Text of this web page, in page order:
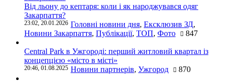
Від льону до кептаря: коли і як народжувався одяг
Закарпаття?
23:02, 20.01.2026 Головні новини дня, Ексклюзив ЗД,
Новини Закарпаття, Публікації, ТОП, Фото 847
Central Park в Ужгороді: перший житловий квартал із
концепцією «місто в місті»
20:46, 01.08.2025 Новини партнерів, Ужгород 870